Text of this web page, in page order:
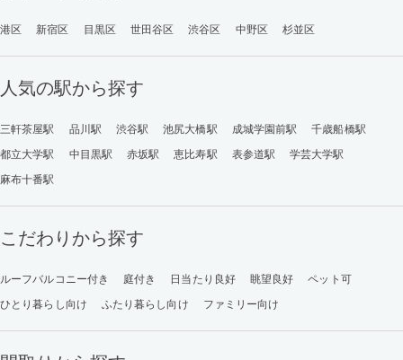
港区 新宿区 目黒区 世田谷区 渋谷区 中野区 杉並区
人気の駅から探す
三軒茶屋駅 品川駅 渋谷駅 池尻大橋駅 成城学園前駅
千歳船橋駅
都立大学駅
中目黒駅 赤坂駅 恵比寿駅 表参道駅
学芸大学駅
麻布十番駅
こだわりから探す
ルーフバルコニー付き 庭付き 日当たり良好 眺望良好
ペット可
ひとり暮らし向け
ふたり暮らし向け ファミリー向け